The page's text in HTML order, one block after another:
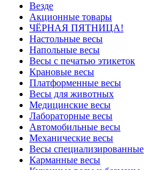
Везде
Акционные товары
ЧЁРНАЯ ПЯТНИЦА!
Настольные весы
Напольные весы
Весы с печатью этикеток
Крановые весы
Платформенные весы
Весы для животных
Медицинские весы
Лабораторные весы
Автомобильные весы
Механические весы
Весы специализированные
Карманные весы